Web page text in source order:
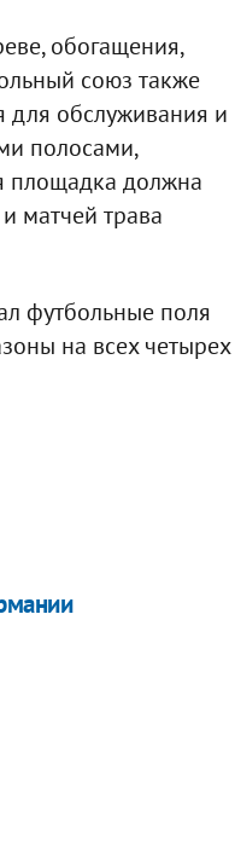
обогащения,
союз также
для обслуживания и
полосами,
площадка должна
матчей трава
футбольные поля
на всех четырех